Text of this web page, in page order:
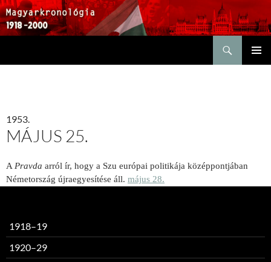
1953.
MÁJUS 25.
A Pravda arról ír, hogy a Szu európai politikája középpontjában
Németország újraegyesítése áll. május 28.
1918–19
1920–29